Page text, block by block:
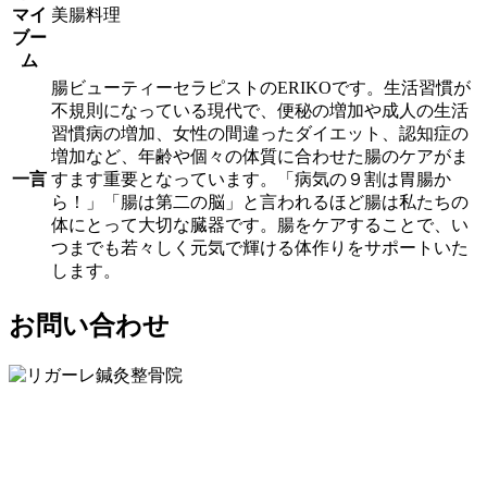
マイ
ブー
ム
美腸料理
一言
腸ビューティーセラピストのERIKOです。生活習慣が
不規則になっている現代で、便秘の増加や成人の生活
習慣病の増加、女性の間違ったダイエット、認知症の
増加など、年齢や個々の体質に合わせた腸のケアがま
すます重要となっています。「病気の９割は胃腸か
ら！」「腸は第二の脳」と言われるほど腸は私たちの
体にとって大切な臓器です。腸をケアすることで、い
つまでも若々しく元気で輝ける体作りをサポートいた
します。
お問い合わせ